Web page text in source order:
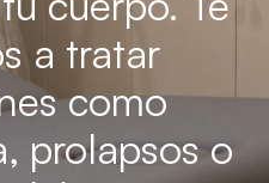
a tratar
como
prolapsos o